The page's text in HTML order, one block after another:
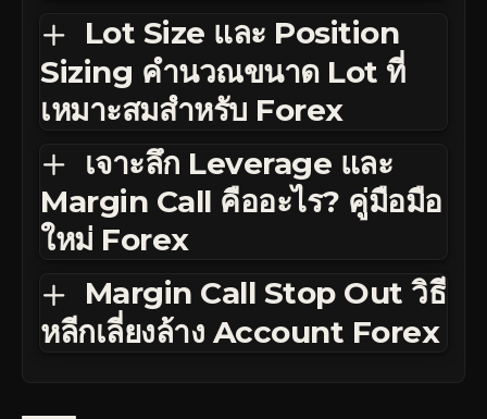
Lot Size และ Position
Sizing คำนวณขนาด Lot ที่
เหมาะสมสำหรับ Forex
เจาะลึก Leverage และ
Margin Call คืออะไร? คู่มือมือ
ใหม่ Forex
Margin Call Stop Out วิธี
หลีกเลี่ยงล้าง Account Forex